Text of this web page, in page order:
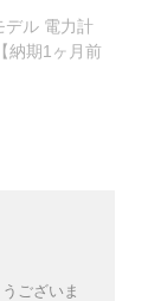
デル 電力計
納期1ヶ月前
ございま